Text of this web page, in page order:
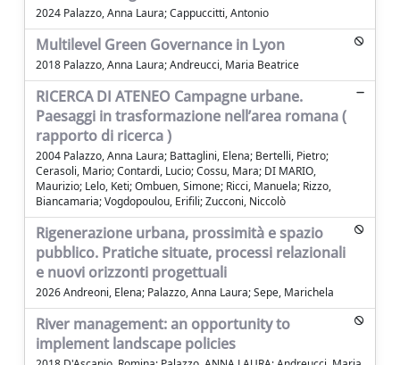
2024 Palazzo, Anna Laura; Cappuccitti, Antonio
Multilevel Green Governance in Lyon
2018 Palazzo, Anna Laura; Andreucci, Maria Beatrice
RICERCA DI ATENEO Campagne urbane.
Paesaggi in trasformazione nell’area romana (
rapporto di ricerca )
2004 Palazzo, Anna Laura; Battaglini, Elena; Bertelli, Pietro;
Cerasoli, Mario; Contardi, Lucio; Cossu, Mara; DI MARIO,
Maurizio; Lelo, Keti; Ombuen, Simone; Ricci, Manuela; Rizzo,
Biancamaria; Vogdopoulou, Erifili; Zucconi, Niccolò
Rigenerazione urbana, prossimità e spazio
pubblico. Pratiche situate, processi relazionali
e nuovi orizzonti progettuali
2026 Andreoni, Elena; Palazzo, Anna Laura; Sepe, Marichela
River management: an opportunity to
implement landscape policies